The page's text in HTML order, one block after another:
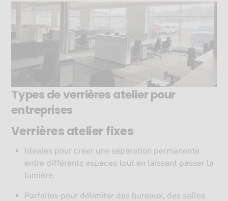
Types de verrières atelier pour
entreprises
Verrières atelier fixes
Idéales pour créer une séparation permanente
entre différents espaces tout en laissant passer la
lumière.
Parfaites pour délimiter des bureaux, des salles